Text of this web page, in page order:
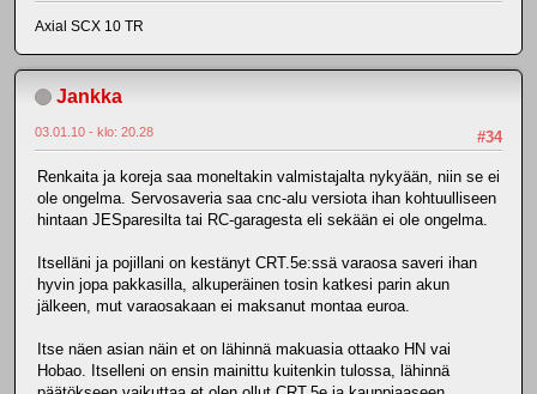
Axial SCX 10 TR
Jankka
#34
03.01.10 - klo: 20.28
Renkaita ja koreja saa moneltakin valmistajalta nykyään, niin se ei
ole ongelma. Servosaveria saa cnc-alu versiota ihan kohtuulliseen
hintaan JESparesilta tai RC-garagesta eli sekään ei ole ongelma.
Itselläni ja pojillani on kestänyt CRT.5e:ssä varaosa saveri ihan
hyvin jopa pakkasilla, alkuperäinen tosin katkesi parin akun
jälkeen, mut varaosakaan ei maksanut montaa euroa.
Itse näen asian näin et on lähinnä makuasia ottaako HN vai
Hobao. Itselleni on ensin mainittu kuitenkin tulossa, lähinnä